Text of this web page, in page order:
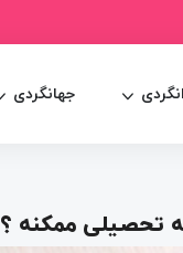
جهانگردی
تحصیلی ممکنه ؟